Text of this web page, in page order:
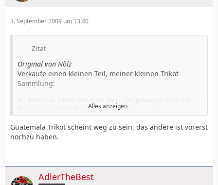
3. September 2009 um 13:40
Zitat
Original von Nölz
Verkaufe einen kleinen Teil, meiner kleinen Trikot-
Sammlung:
Etikett Gr. M 25€ (Für 37,90 gekauft)
http://img9.imageshack.us/img9/2705/dsc01244odq.jpg
]
Guatemala Trikot von Adidas Neu, Ungetragen und mit
Etikett Gr. M 18€ (Für 25,90 gekauft)
Alles anzeigen
Guatemala Trikot scheint weg zu sein, das andere ist vorerst
nochzu haben.
AdlerTheBest